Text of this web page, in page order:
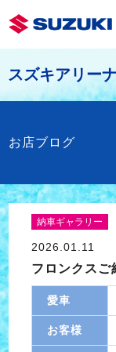
スズキアリー
お店ブログ
納車ギャラリー
2026.01.11
フロンクスご
愛車
お客様